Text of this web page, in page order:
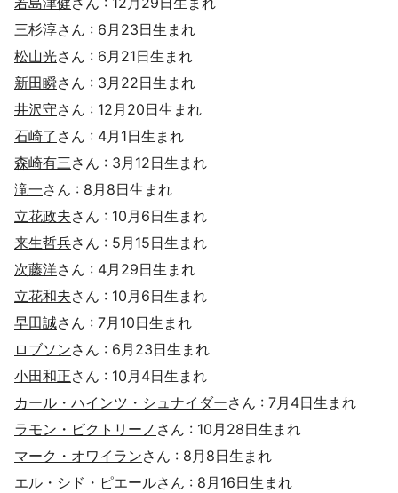
三杉淳さん : 6月23日生まれ
松山光さん : 6月21日生まれ
新田瞬さん : 3月22日生まれ
井沢守さん : 12月20日生まれ
石崎了 さん : 4月1日生まれ
森崎有三さん : 3月12日生まれ
滝一さん : 8月8日生まれ
立花政夫さん : 10月6日生まれ
来生哲兵さん : 5月15日生まれ
次藤洋さん : 4月29日生まれ
立花和夫さん : 10月6日生まれ
早田誠さん : 7月10日生まれ
ロブソンさん : 6月23日生まれ
小田和正さん : 10月4日生まれ
カール・ハインツ・シュナイダーさん : 7月4日生まれ
ラモン・ビクトリーノ さん : 10月28日生まれ
マーク・オワイランさん : 8月8日生まれ
エル・シド・ピエールさん : 8月16日生まれ